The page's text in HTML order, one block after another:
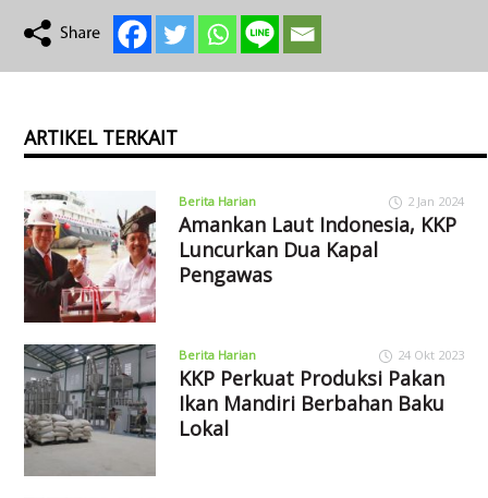
ARTIKEL TERKAIT
Berita Harian 2 Jan 2024
Amankan Laut Indonesia, KKP
Luncurkan Dua Kapal
Pengawas
Berita Harian 24 Okt 2023
KKP Perkuat Produksi Pakan
Ikan Mandiri Berbahan Baku
Lokal